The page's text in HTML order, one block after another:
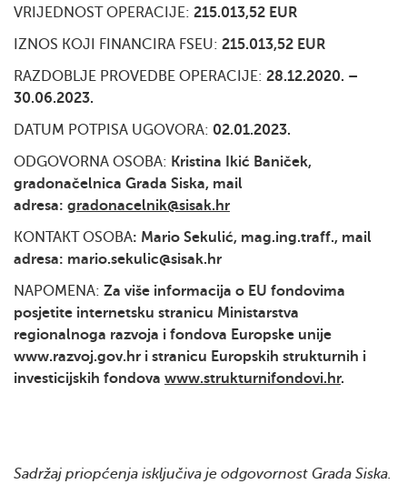
VRIJEDNOST OPERACIJE: 215.013,52 EUR
IZNOS KOJI FINANCIRA FSEU: 215.013,52 EUR
RAZDOBLJE PROVEDBE OPERACIJE: 28.12.2020. –
30.06.2023.
DATUM POTPISA UGOVORA: 02.01.2023.
ODGOVORNA OSOBA: Kristina Ikić Baniček,
gradonačelnica Grada Siska, mail
adresa: gradonacelnik@sisak.hr
KONTAKT OSOBA: Mario Sekulić, mag.ing.traff., mail
adresa: mario.sekulic@sisak.hr
NAPOMENA: Za više informacija o EU fondovima
posjetite internetsku stranicu Ministarstva
regionalnoga razvoja i fondova Europske unije
www.razvoj.gov.hr i stranicu Europskih strukturnih i
investicijskih fondova www.strukturnifondovi.hr.
Sadržaj priopćenja isključiva je odgovornost Grada Siska.